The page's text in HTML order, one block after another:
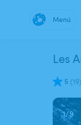
Menú
Les
5 (19)
1/9